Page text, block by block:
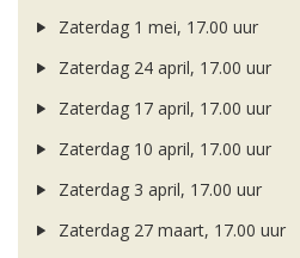
Zaterdag 1 mei, 17.00 uur
Zaterdag 24 april, 17.00 uur
Zaterdag 17 april, 17.00 uur
Zaterdag 10 april, 17.00 uur
Zaterdag 3 april, 17.00 uur
Zaterdag 27 maart, 17.00 uur